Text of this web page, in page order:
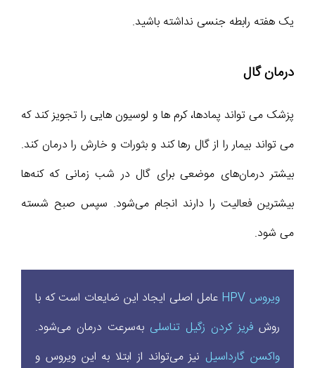
یک هفته رابطه جنسی نداشته باشید.
درمان گال
پزشک می تواند پمادها، کرم ها و لوسیون هایی را تجویز کند که
می تواند بیمار را از گال رها کند و بثورات و خارش را درمان کند.
بیشتر درمان‌های موضعی برای گال در شب زمانی که کنه‌ها
بیشترین فعالیت را دارند انجام می‌شود. سپس صبح شسته
می شود.
ویروس HPV
عامل اصلی ایجاد این ضایعات است که با
روش فریز کردن زگیل تناسلی به‌سرعت درمان می‌شود.
واکسن گارداسیل نیز می‌تواند از ابتلا به این ویروس و